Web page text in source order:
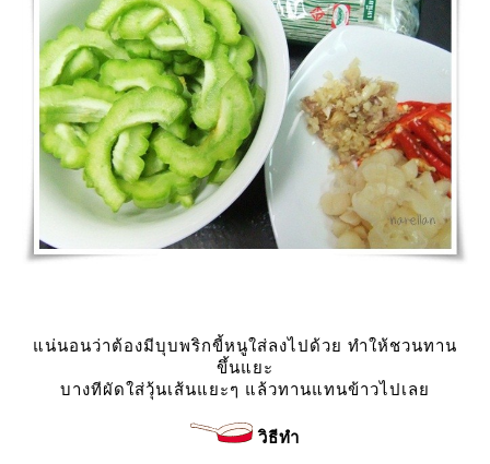
น่นอนว่าต้องมีบุบพริกขี้หนูใส่ลงไปด้วย ทำให้ชวนทาน
ขึ้นแยะ
บางทีผัดใส่วุ้นเส้นแยะๆ แล้วทานแทนข้าวไปเล
วิธีทำ